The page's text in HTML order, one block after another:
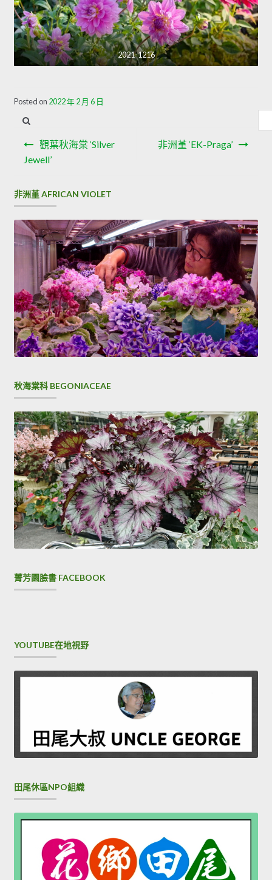
2021-1216
Posted on 2022 年 2 月 6 日
文
章
導
覽
觀葉秋海棠 ‘Silver
Jewell’
非洲堇 ‘EK-Praga’
容
非洲堇 AFRICAN VIOLET
秋海棠科 BEGONIACEAE
菁芳園臉書 FACEBOOK
YOUTUBE在地視野
田尾休區NPO組織